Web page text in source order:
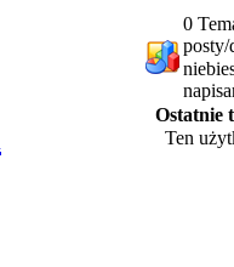
0
posty/
Ostatnie
Ten